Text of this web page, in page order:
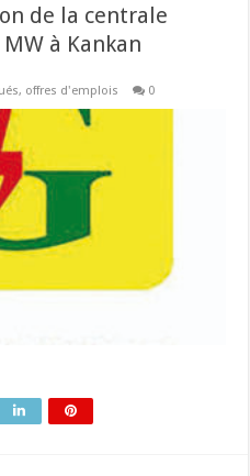
de la centrale
à Kankan
, offres d'emplois 0